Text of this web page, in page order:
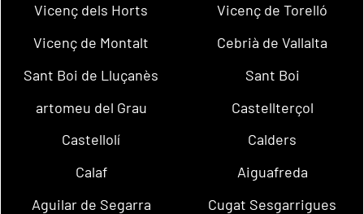
Vicenç dels Horts
Vicenç de Torelló
Vicenç de Montalt
Cebrià de Vallalta
Sant Boi de Lluçanès
Sant Boi
artomeu del Grau
Castellterçol
Castellolí
Calders
Calaf
Aiguafreda
Aguilar de Segarra
Cugat Sesgarrigues